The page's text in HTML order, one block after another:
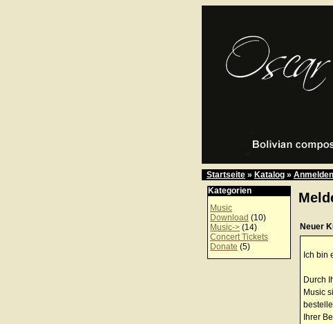
Startseite » Katalog » Anmelden
Kategorien
Music
Download (10)
Music-> (14)
Concert Tickets
Donate (5)
Neuer
Ich bin
Durch
Music
Ihrer